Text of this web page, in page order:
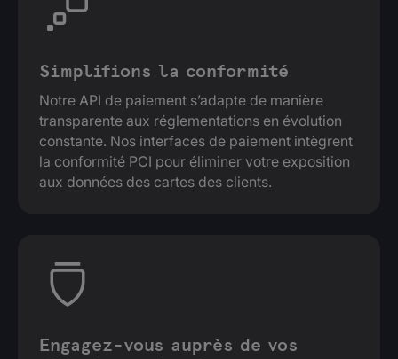
Simplifions la conformité
Notre API de paiement s’adapte de manière
transparente aux réglementations en évolution
constante. Nos interfaces de paiement intègrent
la conformité PCI pour éliminer votre exposition
aux données des cartes des clients.
Engagez-vous auprès de vos